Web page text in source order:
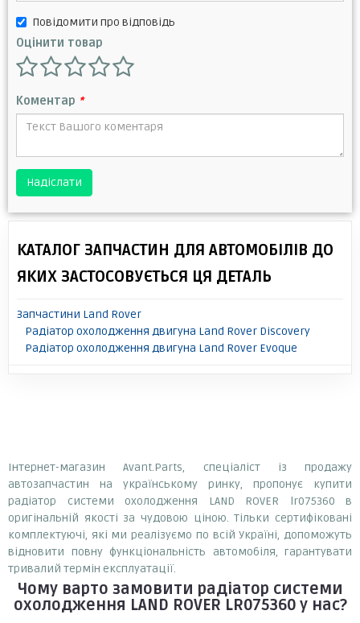
Повідомити про відповідь
Оцінити товар
Коментар *
Надіслати
КАТАЛОГ ЗАПЧАСТИН ДЛЯ АВТОМОБІЛІВ ДО
ЯКИХ ЗАСТОСОВУЄТЬСЯ ЦЯ ДЕТАЛЬ
Запчастини Land Rover
Радіатор охолодження двигуна Land Rover Discovery
Радіатор охолодження двигуна Land Rover Evoque
Інтернет-магазин Avant.Parts, спеціаліст із продажу
автозапчастин на українському ринку, пропонує купити
радіатор системи охолодження LAND ROVER lr075360 в
оригінальній якості за чудовою ціною. Тільки сертифіковані
комплектуючі, які ми реалізуємо по всій Україні, допоможуть
відновити повну функціональність автомобіля, гарантувати
тривалий термін експлуатації.
Чому варто замовити радіатор системи
охолодження LAND ROVER LR075360у нас?